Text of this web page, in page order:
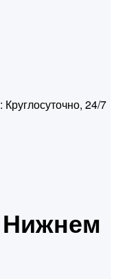
Круглосуточно, 24/7
Нижнем